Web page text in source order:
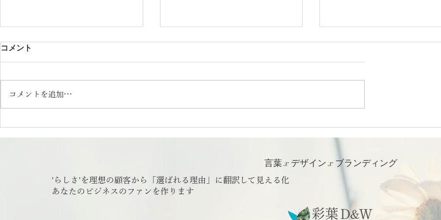
言葉 x デザイン x ブランディング
'らしさ'を理想の顧客から「選ばれる理由」に翻訳して見える化
​あなたのビジネスのファンを作ります
っとフォトエッセイ
| さくっとフォトエッセイ
くっとフォトエッセイ
コメント
コメントを追加…